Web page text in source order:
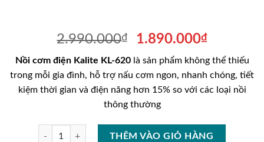
2.990.000₫
Giá
là:
2.990.000₫.
1.890.000₫Giá
hiện
tại
là:
Nồi cơm điện Kalite KL-620là sản phẩm không thể thiếu
trong mỗi gia đình, hỗ trợ nấu cơm ngon, nhanh chóng, tiết
kiệm thời gian và điện năng hơn 15% so với các loại nồi
thông thường
NỒI CƠM ĐIỆN KALITE KL-620 số lượng
THÊM VÀO GIỎ HÀNG